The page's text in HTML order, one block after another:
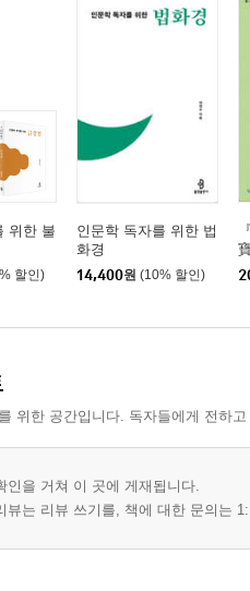
위한 불
할인)
인문학 독자를 위한 법
화경
14,400원 (10% 할인)
위한 공간입니다. 독자들에게 전하
인을 거쳐 이 곳에 게재됩니다.
뷰는 리뷰 쓰기를, 책에 대한 문의는